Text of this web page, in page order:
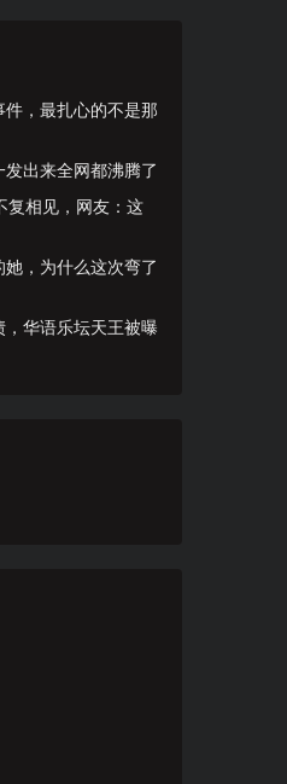
，最扎心的不是那
出来全网都沸腾了
复相见，网友：这
，为什么这次弯了
，华语乐坛天王被曝